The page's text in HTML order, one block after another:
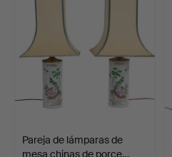
Pareja de lámparas de
mesa chinas de porce…